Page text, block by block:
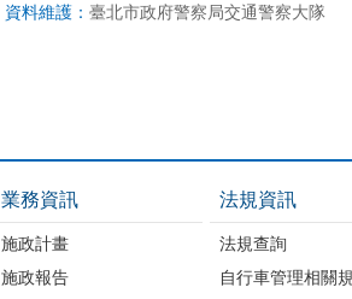
資料維護： 臺北市政府警察局交通警察大隊
業務資訊
施政計畫
施政報告
法規資訊
法規查詢
自行車管理相關